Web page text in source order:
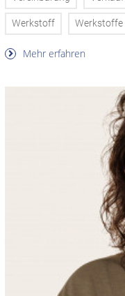
Werkstoff Werkstoffe
Mehr erfahren